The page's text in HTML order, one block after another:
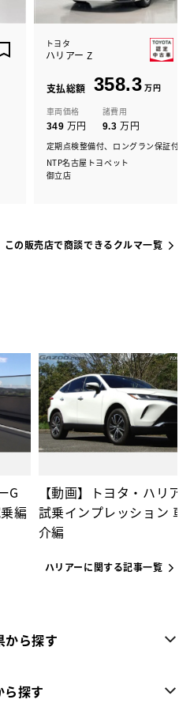
トヨタ
ハリアー Z
支払総額 358.3 万円
車両価格
349 万円
諸費用
9.3 万円
定期点検整備付、ロングラン保証付
NTP名古屋トヨペット
御立店
この販売店で商談できるクルマ一覧
G
編
【動画】トヨタ・ハリア
試乗インプレッション 車
介編
ハリアーに関する記事一覧
から探す
ら探す